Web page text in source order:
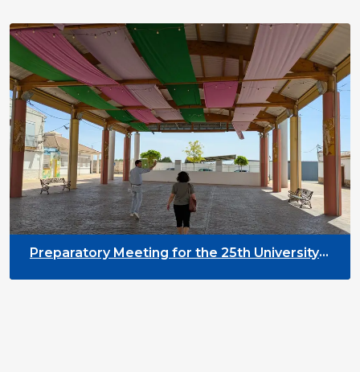
Preparatory Meeting for the 25th University